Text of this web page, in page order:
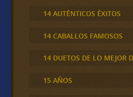
14 AUTÉNTICOS ÉXITOS
14 CABALLOS FAMOSOS
14 DUETOS DE LO MEJOR
15 AÑOS